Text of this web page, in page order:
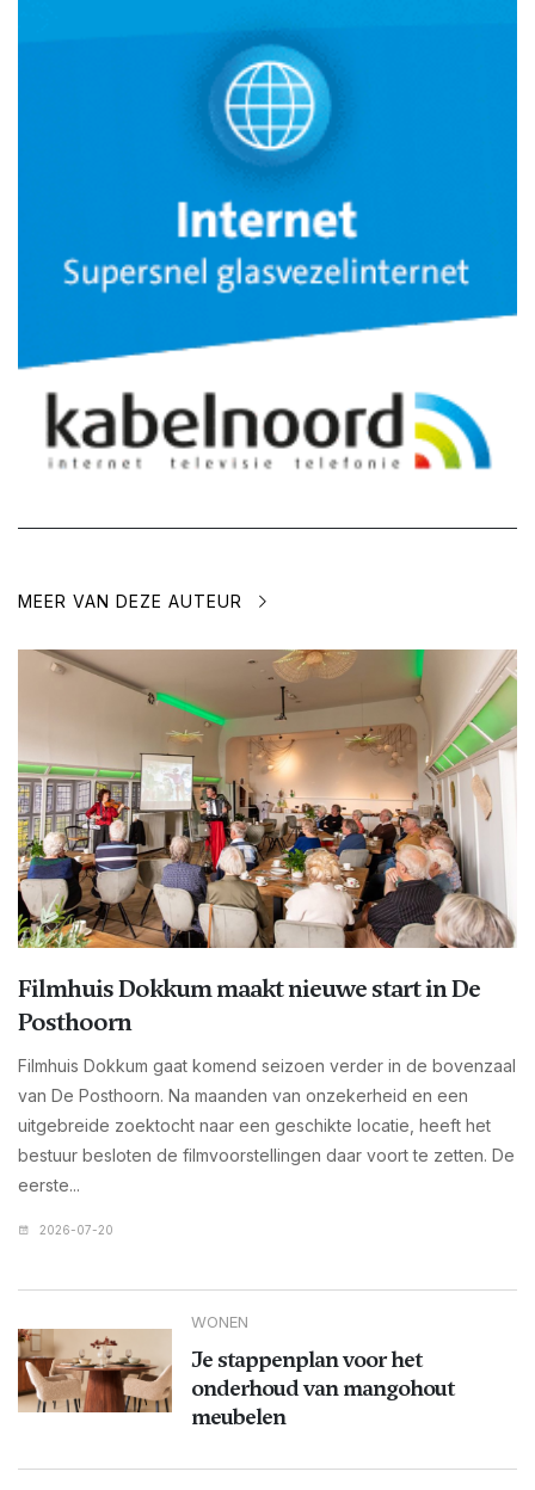
MEER VAN DEZE AUTEUR
Filmhuis Dokkum maakt nieuwe start in De
Posthoorn
Filmhuis Dokkum gaat komend seizoen verder in de bovenzaal
van De Posthoorn. Na maanden van onzekerheid en een
uitgebreide zoektocht naar een geschikte locatie, heeft het
bestuur besloten de filmvoorstellingen daar voort te zetten. De
eerste...
2026-07-20
WONEN
Je stappenplan voor het
onderhoud van mangohout
meubelen